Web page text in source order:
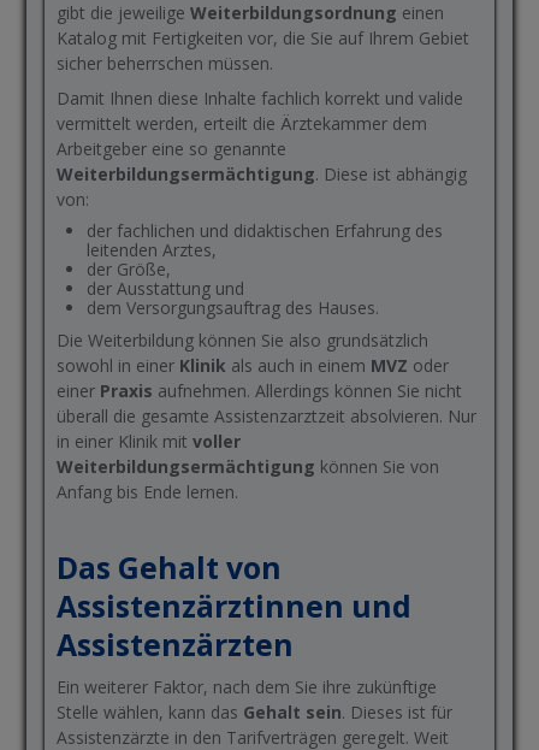
gibt die jeweiligeWeiterbildungsordnung einen
Katalog mit Fertigkeiten vor, die Sie auf Ihrem Gebiet
sicher beherrschen müssen.
Damit Ihnen diese Inhalte fachlich korrekt und valide
vermittelt werden, erteilt die Ärztekammer dem
Arbeitgeber eine so genannte
Weiterbildungsermächtigung. Diese ist abhängig
von:
der fachlichen und didaktischen Erfahrung des
leitenden Arztes,
der Größe,
der Ausstattung und
dem Versorgungsauftrag des Hauses.
Die Weiterbildung können Sie also grundsätzlich
sowohl in einer Klinik als auch in einem MVZ oder
einer Praxis aufnehmen. Allerdings können Sie nicht
überall die gesamte Assistenzarztzeit absolvieren. Nur
in einer Klinik mitvoller
Weiterbildungsermächtigung können Sie von
Anfang bis Ende lernen.
Das Gehalt von
Assistenzärztinnen und
Assistenzärzten
Ein weiterer Faktor, nach dem Sie ihre zukünftige
Stelle wählen, kann das Gehalt sein. Dieses ist für
Assistenzärzte in den Tarifverträgen geregelt. Weit